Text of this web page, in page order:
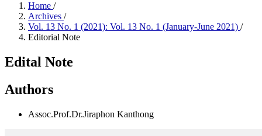
Home /
Archives /
Vol. 13 No. 1 (2021): Vol. 13 No. 1 (January-June 2021) /
Editorial Note
Edital Note
Authors
Assoc.Prof.Dr.Jiraphon Kanthong